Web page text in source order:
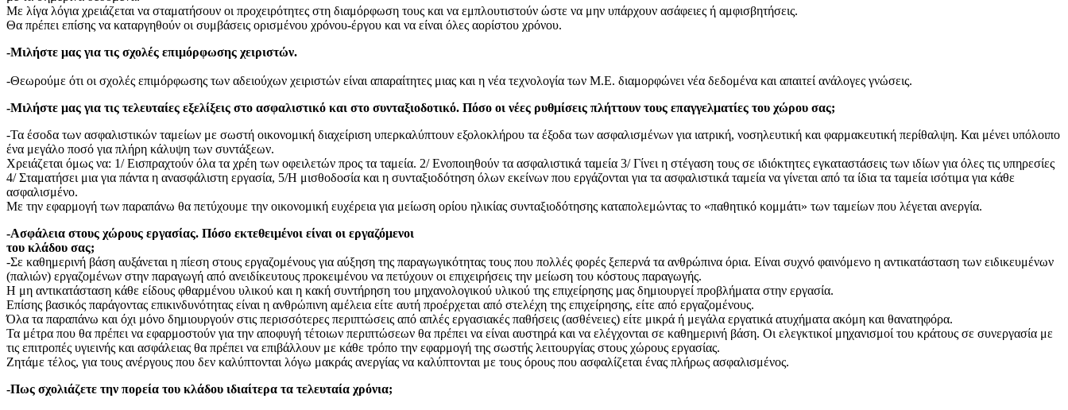
Με λίγα λόγια χρειάζεται να σταματήσουν οι προχειρότητες στη διαμόρφωση τους και να εμπλουτιστούν ώστε να μην υπάρχουν ασάφειες ή αμφισβητήσεις.
Θα πρέπει επίσης να καταργηθούν οι συμβάσεις ορισμένου χρόνου-έργου και να είναι όλες αορίστου χρόνου.
-Μιλήστε μας για τις σχολές επιμόρφωσης χειριστών.
-Θεωρούμε ότι οι σχολές επιμόρφωσης των αδειούχων χειριστών είναι απαραίτητες μιας και η νέα τεχνολογία των Μ.Ε. διαμορφώνει νέα δεδομένα και απαιτεί ανάλογες γνώσεις.
-Μιλήστε μας για τις τελευταίες εξελίξεις στο ασφαλιστικό και στο συνταξιοδοτικό. Πόσο οι νέες ρυθμίσεις πλήττουν τους επαγγελματίες του χώρου σας;
-Τα έσοδα των ασφαλιστικών ταμείων με σωστή οικονομική διαχείριση υπερκαλύπτουν εξολοκλήρου τα έξοδα των ασφαλισμένων για ιατρική, νοσηλευτική και φαρμακευτική περίθαλψη. Και μένει υπόλοιπο
ένα μεγάλο ποσό για πλήρη κάλυψη των συντάξεων.
Χρειάζεται όμως να: 1/ Εισπραχτούν όλα τα χρέη των οφειλετών προς τα ταμεία. 2/ Ενοποιηθούν τα ασφαλιστικά ταμεία 3/ Γίνει η στέγαση τους σε ιδιόκτητες εγκαταστάσεις των ιδίων για όλες τις υπηρεσίες
4/ Σταματήσει μια για πάντα η ανασφάλιστη εργασία, 5/Η μισθοδοσία και η συνταξιοδότηση όλων εκείνων που εργάζονται για τα ασφαλιστικά ταμεία να γίνεται από τα ίδια τα ταμεία ισότιμα για κάθε
ασφαλισμένο.
Με την εφαρμογή των παραπάνω θα πετύχουμε την οικονομική ευχέρεια για μείωση ορίου ηλικίας συνταξιοδότησης καταπολεμώντας το «παθητικό κομμάτι» των ταμείων που λέγεται ανεργία.
-Ασφάλεια στους χώρους εργασίας. Πόσο εκτεθειμένοι είναι οι εργαζόμενοι
του κλάδου σας;
-Σε καθημερινή βάση αυξάνεται η πίεση στους εργαζομένους για αύξηση της παραγωγικότητας τους που πολλές φορές ξεπερνά τα ανθρώπινα όρια. Είναι συχνό φαινόμενο η αντικατάσταση των ειδικευμένων
(παλιών) εργαζομένων στην παραγωγή από ανειδίκευτους προκειμένου να πετύχουν οι επιχειρήσεις την μείωση του κόστους παραγωγής.
Η μη αντικατάσταση κάθε είδους φθαρμένου υλικού και η κακή συντήρηση του μηχανολογικού υλικού της επιχείρησης μας δημιουργεί προβλήματα στην εργασία.
Επίσης βασικός παράγοντας επικινδυνότητας είναι η ανθρώπινη αμέλεια είτε αυτή προέρχεται από στελέχη της επιχείρησης, είτε από εργαζομένους.
Όλα τα παραπάνω και όχι μόνο δημιουργούν στις περισσότερες περιπτώσεις από απλές εργασιακές παθήσεις (ασθένειες) είτε μικρά ή μεγάλα εργατικά ατυχήματα ακόμη και θανατηφόρα.
Τα μέτρα που θα πρέπει να εφαρμοστούν για την αποφυγή τέτοιων περιπτώσεων θα πρέπει να είναι αυστηρά και να ελέγχονται σε καθημερινή βάση. Οι ελεγκτικοί μηχανισμοί του κράτους σε συνεργασία με
τις επιτροπές υγιεινής και ασφάλειας θα πρέπει να επιβάλλουν με κάθε τρόπο την εφαρμογή της σωστής λειτουργίας στους χώρους εργασίας.
Ζητάμε τέλος, για τους ανέργους που δεν καλύπτονται λόγω μακράς ανεργίας να καλύπτονται με τους όρους που ασφαλίζεται ένας πλήρως ασφαλισμένος.
-Πως σχολιάζετε την πορεία του κλάδου ιδιαίτερα τα τελευταία χρόνια;